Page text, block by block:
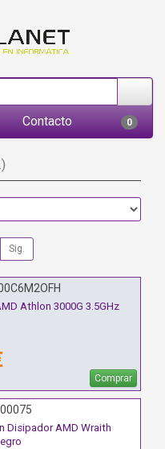
Contacto 0
Sig.
Athlon 3000G 3.5GHz
Comprar
Disipador AMD Wraith